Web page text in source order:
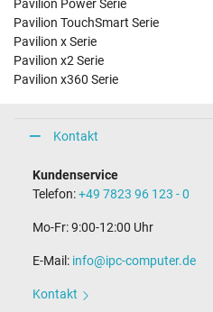
Pavilion Power Serie
Pavilion TouchSmart Serie
Pavilion x Serie
Pavilion x2 Serie
Pavilion x360 Serie
Kontakt
Kundenservice
Telefon:+49 7823 96 123 - 0
Mo-Fr: 9:00-12:00 Uhr
E-Mail: info@ipc-computer.de
Kontakt